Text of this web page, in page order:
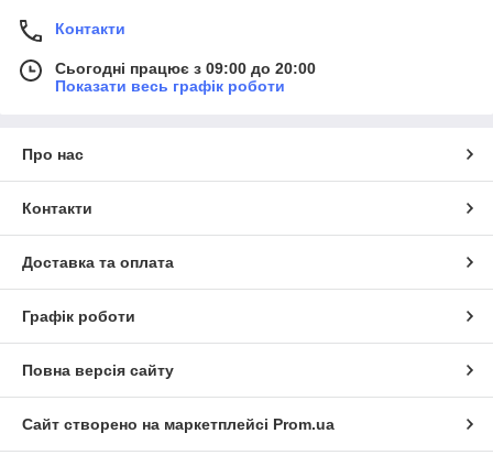
Контакти
Сьогодні працює з 09:00 до 20:00
Показати весь графік роботи
Про нас
Контакти
Доставка та оплата
Графік роботи
Повна версія сайту
Сайт створено на маркетплейсі Prom.ua